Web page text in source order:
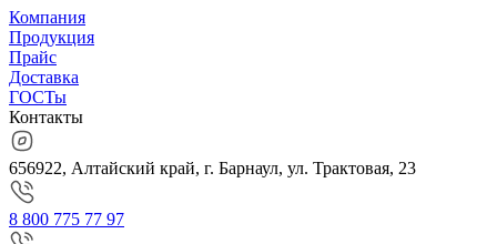
Компания
Продукция
Прайс
Доставка
ГОСТы
Контакты
656922, Алтайский край, г. Барнаул, ул. Трактовая, 23
8 800 775 77 97